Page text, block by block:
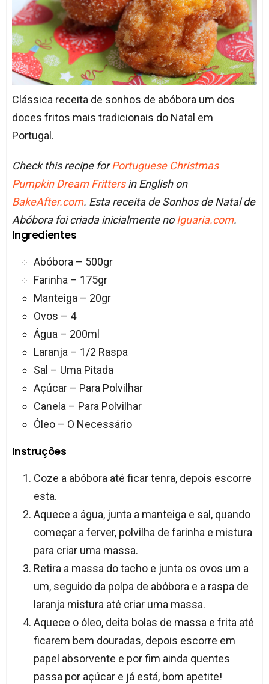
Clássica receita de sonhos de abóbora um dos
doces fritos mais tradicionais do Natal em
Portugal.
Check this recipe forPortuguese Christmas
Pumpkin Dream Frittersin English on
BakeAfter.com. Esta receita de Sonhos de Natal de
Abóbora foi criada inicialmente noIguaria.com.
Ingredientes
Abóbora – 500gr
Farinha – 175gr
Manteiga – 20gr
Ovos – 4
Água – 200ml
Laranja – 1/2 Raspa
Sal – Uma Pitada
Açúcar – Para Polvilhar
Canela – Para Polvilhar
Óleo – O Necessário
Instruções
Coze a abóbora até ficar tenra, depois escorre
esta.
Aquece a água, junta a manteiga e sal, quando
começar a ferver, polvilha de farinha e mistura
para criar uma massa.
Retira a massa do tacho e junta os ovos um a
um, seguido da polpa de abóbora e a raspa de
laranja mistura até criar uma massa.
Aquece o óleo, deita bolas de massa e frita até
ficarem bem douradas, depois escorre em
papel absorvente e por fim ainda quentes
passa por açúcar e já está, bom apetite!